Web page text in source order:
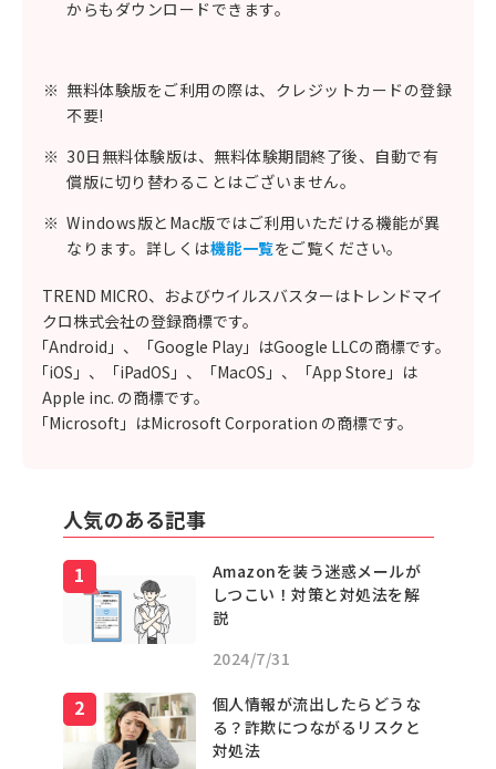
からもダウンロードできます。
※ 無料体験版をご利用の際は、クレジットカードの登録
不要!
※ 30日無料体験版は、無料体験期間終了後、自動で有
償版に切り替わることはございません。
※ Windows版とMac版ではご利用いただける機能が異
なります。詳しくは機能一覧をご覧ください。
TREND MICRO、およびウイルスバスターはトレンドマイ
クロ株式会社の登録商標です。
「Android」、「Google Play」はGoogle LLCの商標です。
「iOS」、「iPadOS」、「MacOS」、「App Store」は
Apple inc. の商標です。
「Microsoft」はMicrosoft Corporation の商標です。
人気のある記事
Amazonを装う迷惑メールが
しつこい！対策と対処法を解
説
2024/7/31
個人情報が流出したらどうな
る？詐欺につながるリスクと
対処法